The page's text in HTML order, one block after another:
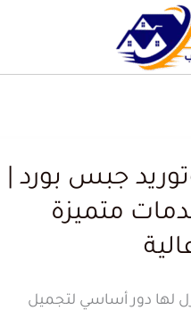
جبس بورد |
متميزة
لها دور أساسي لتجميل